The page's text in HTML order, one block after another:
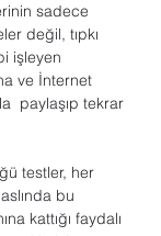
sadece
değil, tıpkı
işleyen
ve İnternet
paylaşıp tekrar
testler, her
bu
kattığı faydalı